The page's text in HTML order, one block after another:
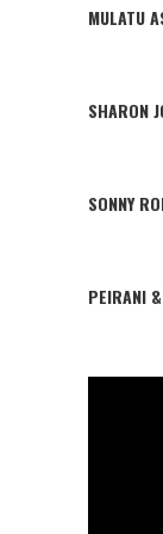
MULATU
SHARON
SONNY
PEIRANI